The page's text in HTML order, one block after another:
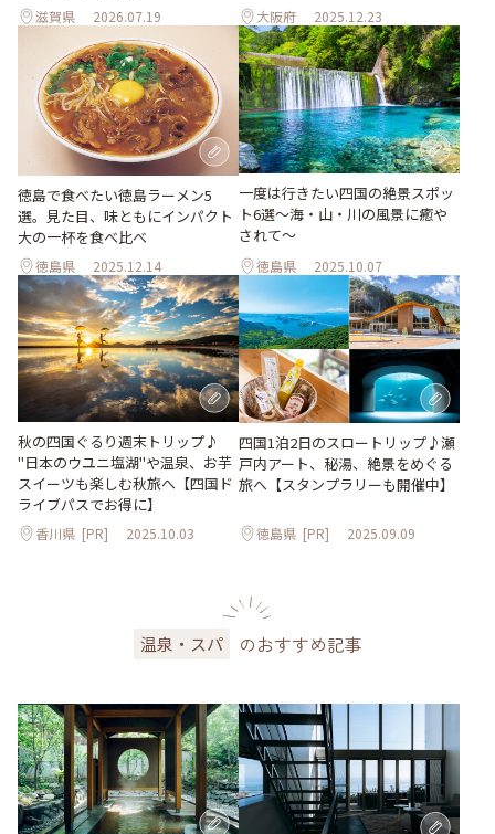
滋賀県 2026.07.19 大阪府 2025.12.23
徳島で食べたい徳島ラーメン5
選。見た目、味ともにインパクト
大の一杯を食べ比べ
徳島県 2025.12.14
一度は行きたい四国の絶景スポッ
ト6選〜海・山・川の風景に癒や
されて〜
徳島県 2025.10.07
秋の四国ぐるり週末トリップ♪
"日本のウユニ塩湖"や温泉、お芋
スイーツも楽しむ秋旅へ【四国ド
ライブパスでお得に】
香川県 [PR] 2025.10.03
四国1泊2日のスロートリップ♪瀬
戸内アート、秘湯、絶景をめぐる
旅へ【スタンプラリーも開催中】
徳島県 [PR] 2025.09.09
温泉・スパ のおすすめ記事